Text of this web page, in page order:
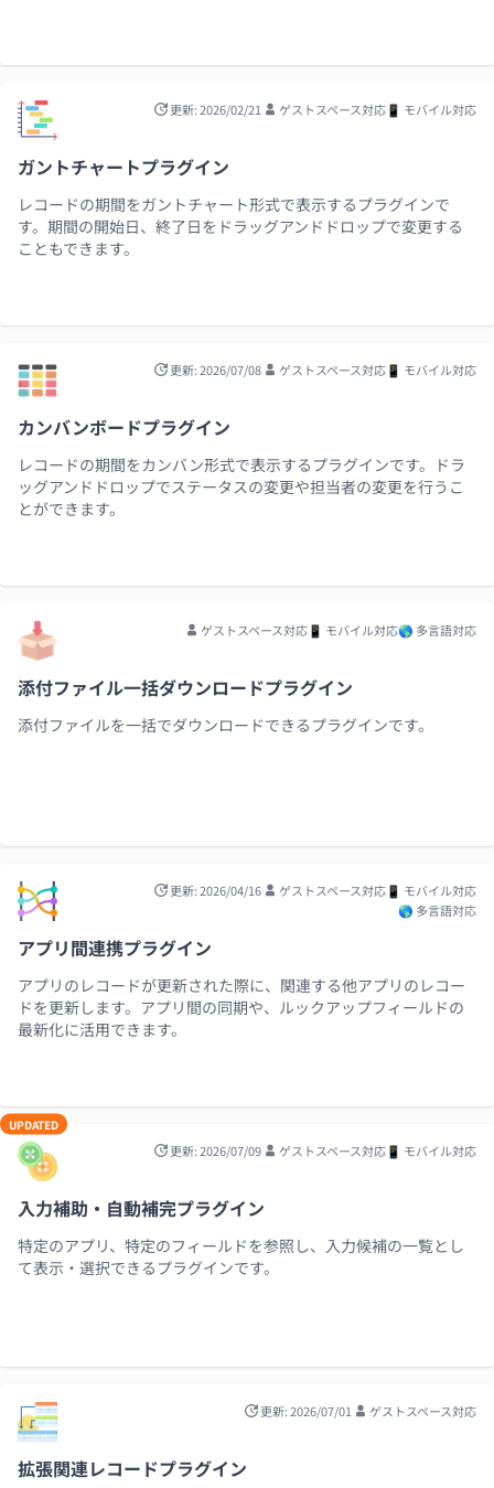
更新: 2026/02/21 ゲストスペース対応📱 モバイル対応
ガントチャートプラグイン
レコードの期間をガントチャート形式で表示するプラグインで
す。期間の開始日、終了日をドラッグアンドドロップで変更する
こともできます。
更新: 2026/07/08 ゲストスペース対応📱 モバイル対応
カンバンボードプラグイン
レコードの期間をカンバン形式で表示するプラグインです。ドラ
ッグアンドドロップでステータスの変更や担当者の変更を行うこ
とができます。
ゲストスペース対応📱 モバイル対応🌎 多言語対応
添付ファイル一括ダウンロードプラグイン
添付ファイルを一括でダウンロードできるプラグインです。
更新: 2026/04/16 ゲストスペース対応📱 モバイル対応
🌎 多言語対応
アプリ間連携プラグイン
アプリのレコードが更新された際に、関連する他アプリのレコー
ドを更新します。アプリ間の同期や、ルックアップフィールドの
最新化に活用できます。
更新: 2026/07/09 ゲストスペース対応📱 モバイル対応
入力補助・自動補完プラグイン
特定のアプリ、特定のフィールドを参照し、入力候補の一覧とし
て表示・選択できるプラグインです。
UPDATED
更新: 2026/07/01 ゲストスペース対応
拡張関連レコードプラグイン